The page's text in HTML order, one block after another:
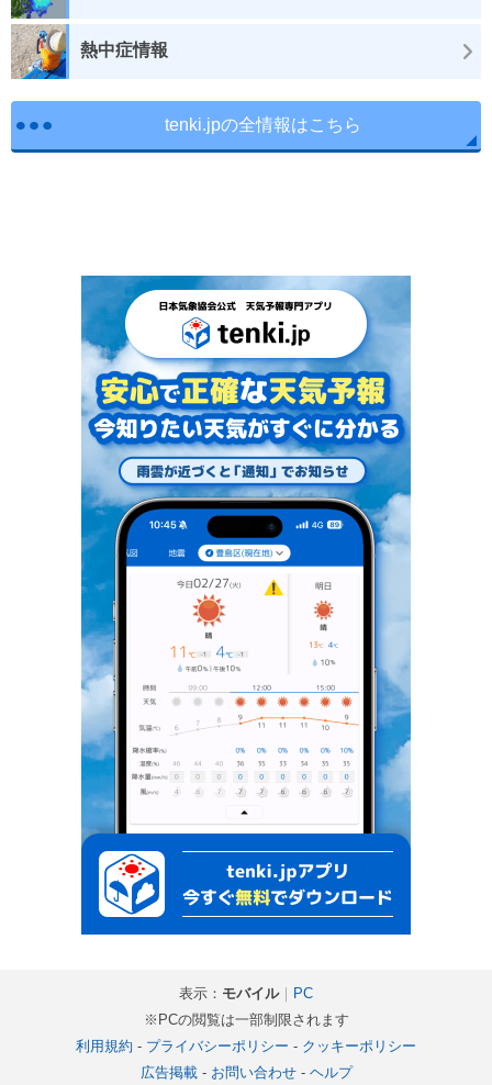
熱中症情報
tenki.jpの全情報はこちら
表示： モバイル｜ PC
※PCの閲覧は一部制限されます
利用規約 - プライバシーポリシー - クッキーポリシー
広告掲載- お問い合わせ- ヘルプ